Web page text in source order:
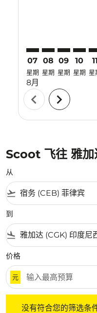
07
星期
8月
08
星期
09
星期
10
星期
11
星
chevron_left chevron_right
Scoot 飞往 雅加
从
flight_takeoff
到
flight_land
价格
元
没有符合您的筛选条